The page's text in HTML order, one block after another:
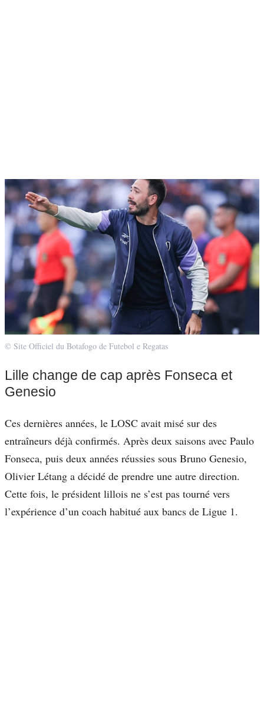
© Site Officiel du Botafogo de Futebol e Regatas
Lille change de cap après Fonseca et
Genesio
Ces dernières années, le LOSC avait misé sur des
entraîneurs déjà confirmés. Après deux saisons avec Paulo
Fonseca, puis deux années réussies sous Bruno Genesio,
Olivier Létang a décidé de prendre une autre direction.
Cette fois, le président lillois ne s’est pas tourné vers
l’expérience d’un coach habitué aux bancs de Ligue 1.